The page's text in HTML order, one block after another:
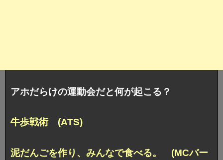
アホだらけの運動会だと何が起こる？
牛歩戦術 (ATS)
泥だんごを作り、みんなで食べる。 (MCバー